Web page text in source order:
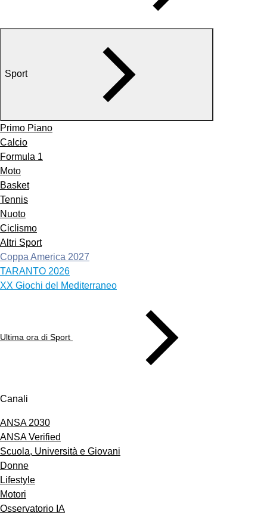
Sport
Primo Piano
Calcio
Formula 1
Moto
Basket
Tennis
Nuoto
Ciclismo
Altri Sport
Coppa America 2027
TARANTO 2026
XX Giochi del Mediterraneo
Ultima ora di Sport
Canali
ANSA 2030
ANSA Verified
Scuola, Università e Giovani
Donne
Lifestyle
Motori
Osservatorio IA